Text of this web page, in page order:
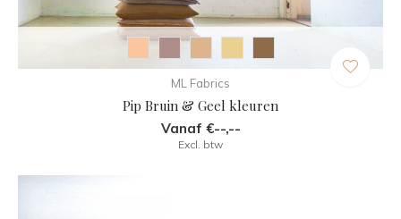
ML Fabrics
Pip Bruin & Geel kleuren
Vanaf €--,--
Excl. btw